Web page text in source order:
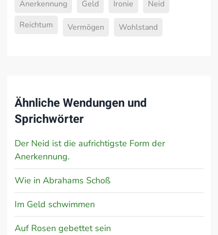
Anerkennung Geld Ironie
Neid
Reichtum
Vermögen Wohlstand
Ähnliche Wendungen und
Sprichwörter
Der Neid ist die aufrichtigste Form der
Anerkennung.
Wie in Abrahams Schoß
Im Geld schwimmen
Auf Rosen gebettet sein